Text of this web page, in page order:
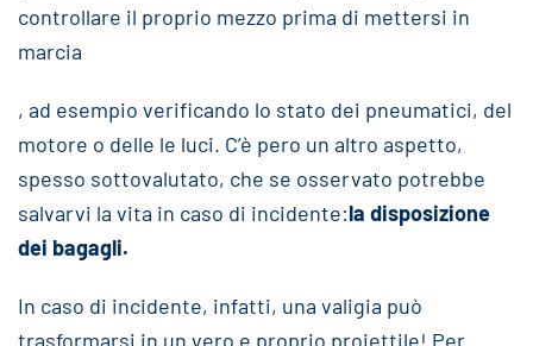
controllare il proprio mezzo prima di mettersi in
marcia
, ad esempio verificando lo stato dei pneumatici, del
motore o delle le luci. C’è pero un altro aspetto,
spesso sottovalutato, che se osservato potrebbe
salvarvi la vita in caso di incidente:la disposizione
dei bagagli.
In caso di incidente, infatti, una valigia può
trasformarsi in un vero e proprio proiettile! Per